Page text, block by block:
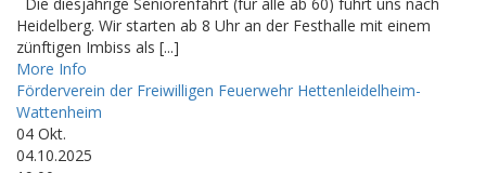
Heidelberg. Wir starten ab 8 Uhr an der Festhalle mit einem
zünftigen Imbiss als [...]
More Info
Förderverein der Freiwilligen Feuerwehr Hettenleidelheim-
Wattenheim
04 Okt.
04.10.2025